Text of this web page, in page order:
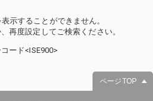
示することができません。
再度設定してご検索ください。
ード<ISE900>
ページTOP